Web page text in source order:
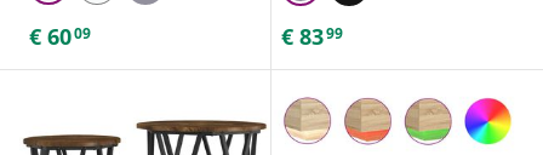
€ 6009 € 8399